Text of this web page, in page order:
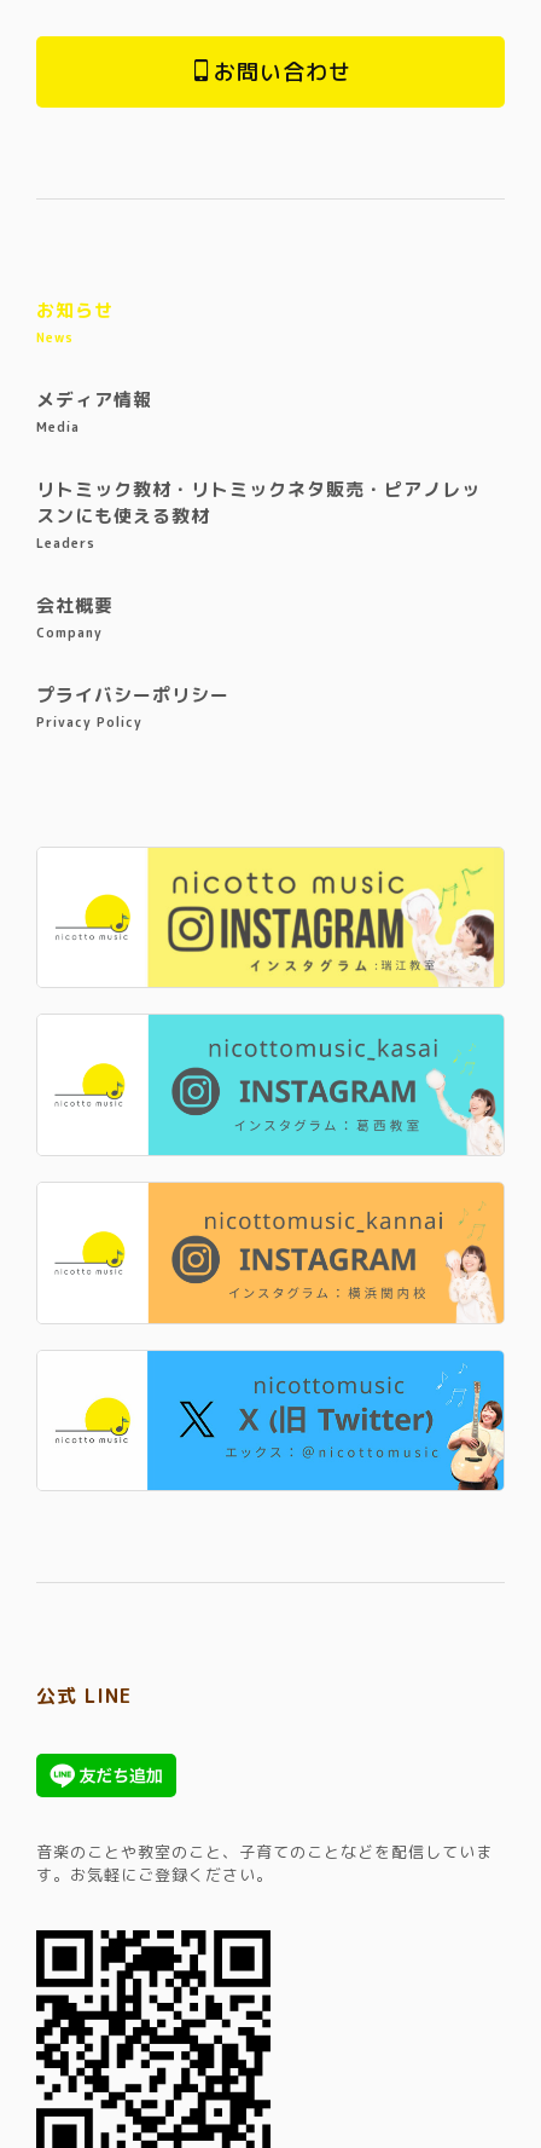
お問い合わせ
お知らせ
News
メディア情報
Media
リトミック教材・リトミックネタ販売・ピアノレッ
スンにも使える教材
Leaders
会社概要
Company
プライバシーポリシー
Privacy Policy
公式 LINE
音楽のことや教室のこと、子育てのことなどを配信していま
す。​お気軽にご登録ください。